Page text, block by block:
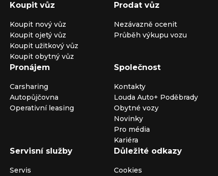
Koupit vůz
Koupit nový vůz
Koupit ojetý vůz
Koupit užitkový vůz
Koupit obytný vůz
Prodat vůz
Nezávazně ocenit
Průběh výkupu vozu
Pronájem
Carsharing
Autopůjčovna
Operativní leasing
Společnost
Kontakty
Louda Auto+ Poděbrady
Obytné vozy
Novinky
Pro média
Kariéra
Servisní služby
Servis
Důležité odkazy
Cookies